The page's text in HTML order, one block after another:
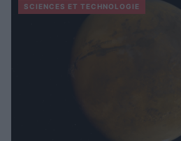
SCIENCES ET TECHNOLOGIE